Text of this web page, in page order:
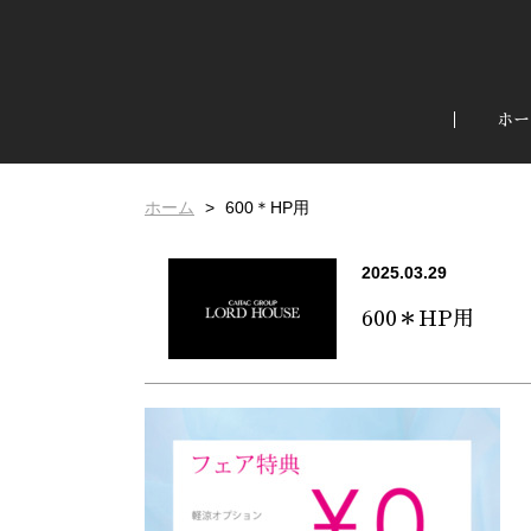
ホ
ホーム 600＊HP用
2025.03.29
600＊HP用